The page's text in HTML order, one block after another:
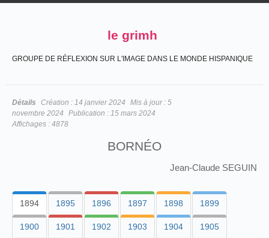
le grimh
GROUPE DE RÉFLEXION SUR L'IMAGE DANS LE MONDE HISPANIQUE
Détails Création : 14 janvier 2024 Mis à jour : 5
novembre 2024
Publication : 15 mars 2024
Affichages : 4878
BORNÉO
Jean-Claude SEGUIN
1894 1895 1896 1897 1898 1899
1900 1901 1902 1903 1904 1905